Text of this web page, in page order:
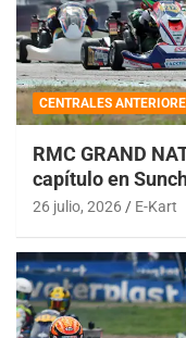
CENTRALES
RMC GRAND
capítulo en
26 julio, 2026 E-Kart